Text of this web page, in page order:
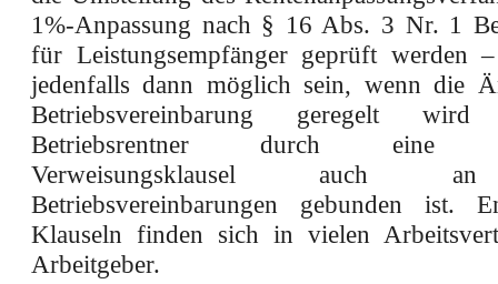
1%-Anpassung nach § 16 Abs. 3 Nr. 1
für Leistungsempfänger geprüft werden
jedenfalls dann möglich sein, wenn die
Betriebsvereinbarung geregelt
Betriebsrentner durch eine
Verweisungsklausel auch
Betriebsvereinbarungen gebunden ist.
Klauseln finden sich in vielen
Arbeitgeber.